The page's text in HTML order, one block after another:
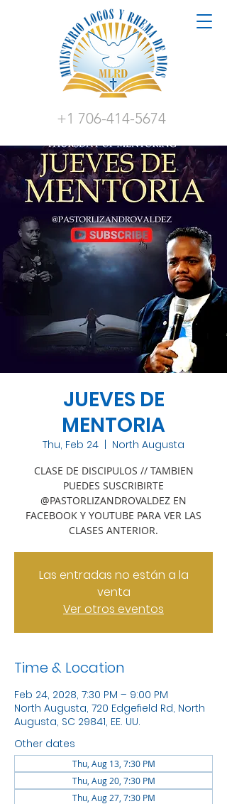
+1 706-414-5674
JUEVES DE
MENTORIA
Thu, Feb 24 North Augusta
CLASE DE DISCIPULOS // TAMBIEN
PUEDES SUSCRIBIRTE
@PASTORLIZANDROVALDEZ EN
FACEBOOK Y YOUTUBE PARA VER LAS
CLASES ANTERIOR.
Las entradas no están a la
venta
Ver otros eventos
Time & Location
Feb 24, 2028, 7:30 PM – 9:00 PM
North Augusta, 720 Edgefield Rd, North
Augusta, SC 29841, EE. UU.
Other dates
Thu, Aug 13, 7:30 PM
Thu, Aug 20, 7:30 PM
Thu, Aug 27, 7:30 PM